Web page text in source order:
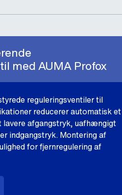
med AUMA Profox
reguleringsventiler til
reducerer automatisk et
lavere afgangstryk, uafhængigt
indgangstryk. Montering af
for fjernregulering af